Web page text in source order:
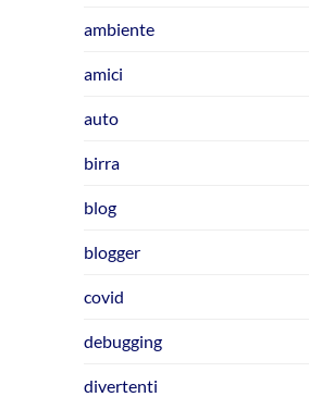
ambiente
amici
auto
birra
blog
blogger
covid
debugging
divertenti